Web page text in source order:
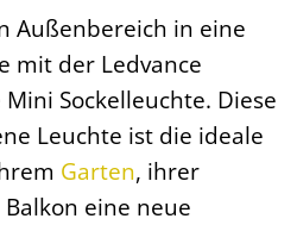
Außenbereich in eine
mit der Ledvance
Mini Sockelleuchte. Diese
Leuchte ist die ideale
Garten, ihrer
eine neue